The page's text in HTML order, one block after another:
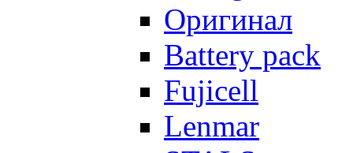
Оригинал
Battery pack
Fujicell
Lenmar